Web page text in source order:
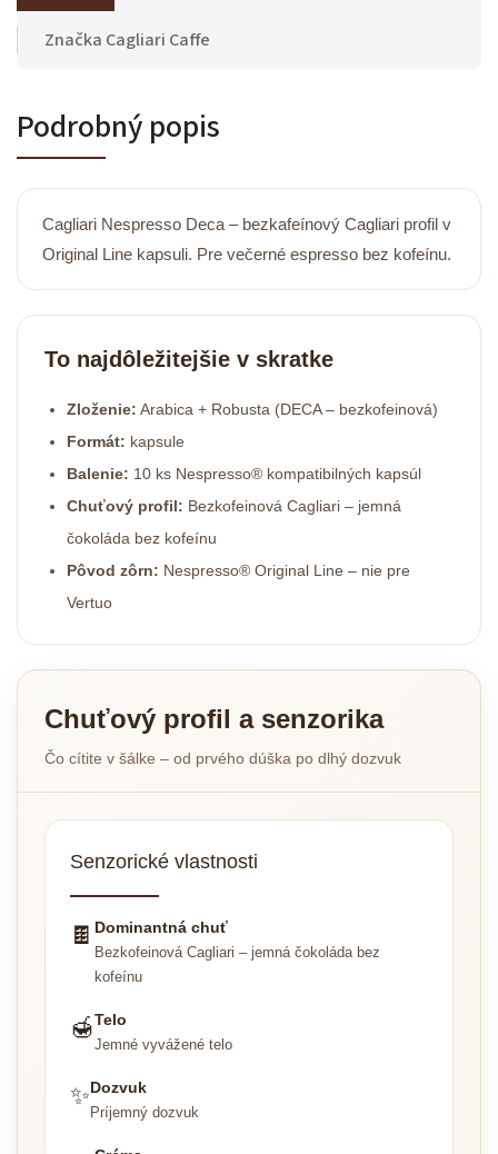
Značka Cagliari Caffe
Podrobný popis
Cagliari Nespresso Deca – bezkafeínový Cagliari profil v
Original Line kapsuli. Pre večerné espresso bez kofeínu.
To najdôležitejšie v skratke
Zloženie: Arabica + Robusta (DECA – bezkofeinová)
Formát: kapsule
Balenie: 10 ks Nespresso® kompatibilných kapsúl
Chuťový profil: Bezkofeinová Cagliari – jemná
čokoláda bez kofeínu
Pôvod zôrn: Nespresso® Original Line – nie pre
Vertuo
Chuťový profil a senzorika
Čo cítite v šálke – od prvého dúška po dlhý dozvuk
Senzorické vlastnosti
🍫 Dominantná chuť
Bezkofeinová Cagliari – jemná čokoláda bez
kofeínu
🍯Telo
Jemné vyvážené telo
✨Dozvuk
Príjemný dozvuk